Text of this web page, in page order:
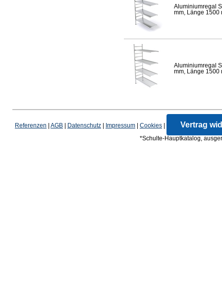
Aluminiumregal
mm, Länge 1500
Aluminiumregal
mm, Länge 1500
Referenzen AGB Datenschutz Impressum Cookies Vertrag
*Schulte-Hauptkatalog,